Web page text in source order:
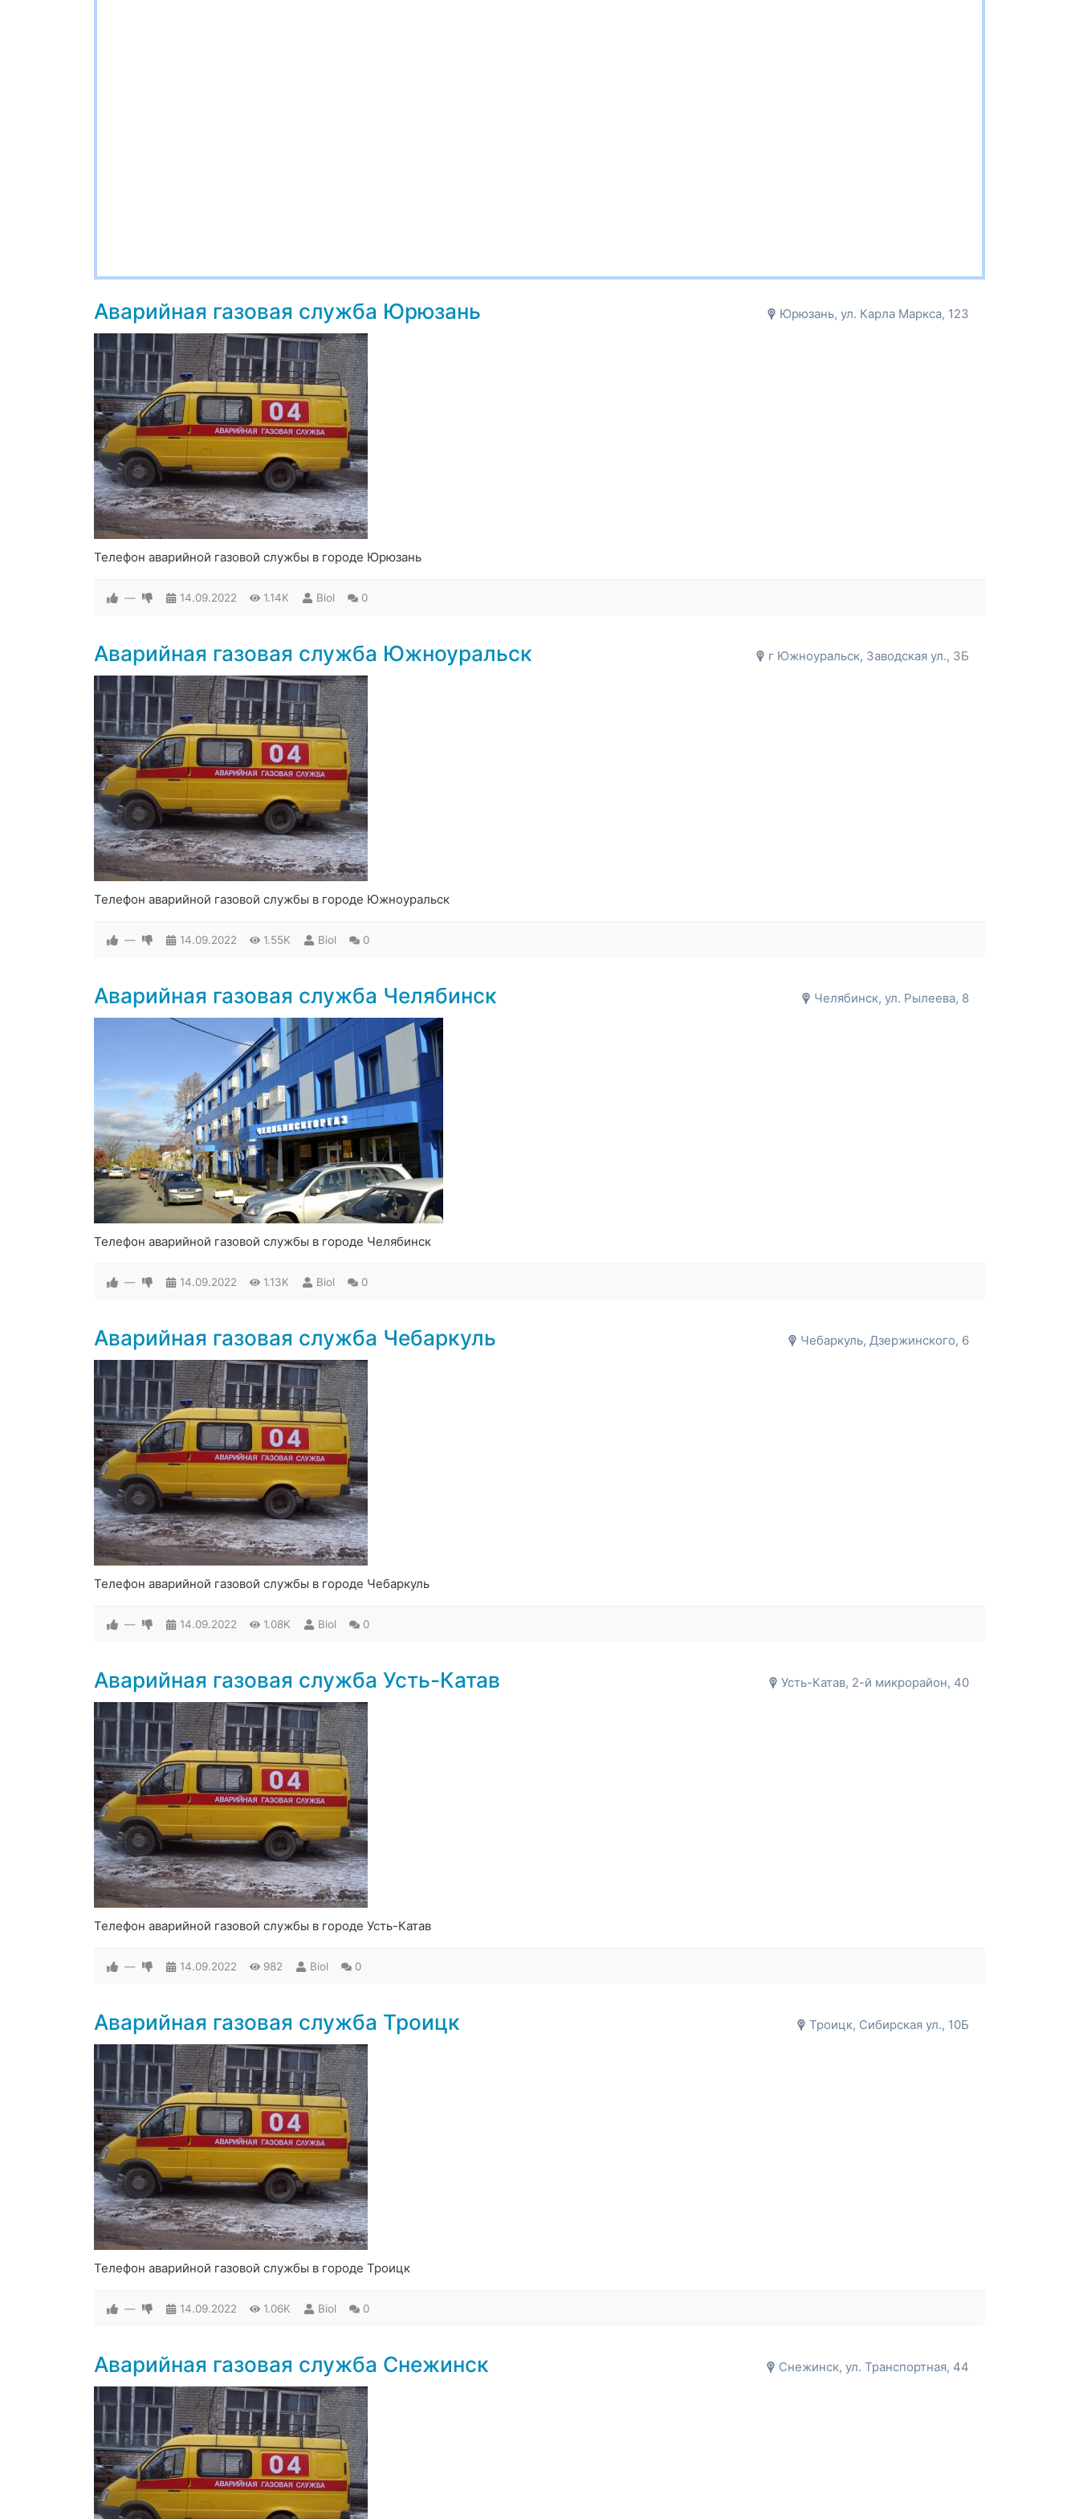
Юрюзань, ул. Карла Маркса, 123
Аварийная газовая служба Юрюзань
Телефон аварийной газовой службы в городе Юрюзань
— 14.09.2022 1.14K Biol 0
г Южноуральск, Заводская ул., 3Б
Аварийная газовая служба Южноуральск
Телефон аварийной газовой службы в городе Южноуральск
— 14.09.2022 1.55K Biol 0
Челябинск, ул. Рылеева, 8
Аварийная газовая служба Челябинск
Телефон аварийной газовой службы в городе Челябинск
— 14.09.2022 1.13K Biol 0
Чебаркуль, Дзержинского, 6
Аварийная газовая служба Чебаркуль
Телефон аварийной газовой службы в городе Чебаркуль
— 14.09.2022 1.08K Biol 0
Усть-Катав, 2-й микрорайон, 40
Аварийная газовая служба Усть-Катав
Телефон аварийной газовой службы в городе Усть-Катав
— 14.09.2022 982 Biol 0
Троицк, Сибирская ул., 10Б
Аварийная газовая служба Троицк
Телефон аварийной газовой службы в городе Троицк
— 14.09.2022 1.06K Biol 0
Снежинск, ул. Транспортная, 44
Аварийная газовая служба Снежинск